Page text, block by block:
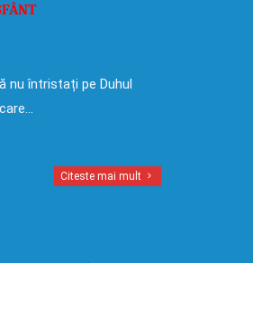
nu întristați pe Duhul
Citeste mai mult